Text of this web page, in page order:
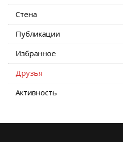
Стена
Публикации
Избранное
Друзья
Активность